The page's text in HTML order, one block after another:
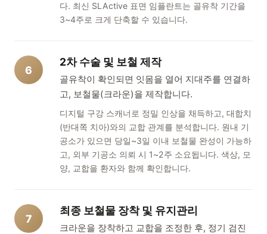
다. 최신 SLActive 표면 임플란트는 골유착 기간을
3~4주로 크게 단축할 수 있습니다.
6
2차 수술 및 보철 제작
골유착이 확인되면 잇몸을 열어 지대주를 연결하
고, 보철물(크라운)을 제작합니다.
디지털 구강 스캐너로 정밀 인상을 채득하고, 대합치
(반대쪽 치아)와의 교합 관계를 분석합니다. 원내 기
공소가 있으면 당일~3일 이내 보철물 완성이 가능하
고, 외부 기공소 의뢰 시 1~2주 소요됩니다. 색상, 모
양, 교합을 환자와 함께 확인합니다.
7
최종 보철물 장착 및 유지관리
크라운을 장착하고 교합을 조정한 후, 정기 검진